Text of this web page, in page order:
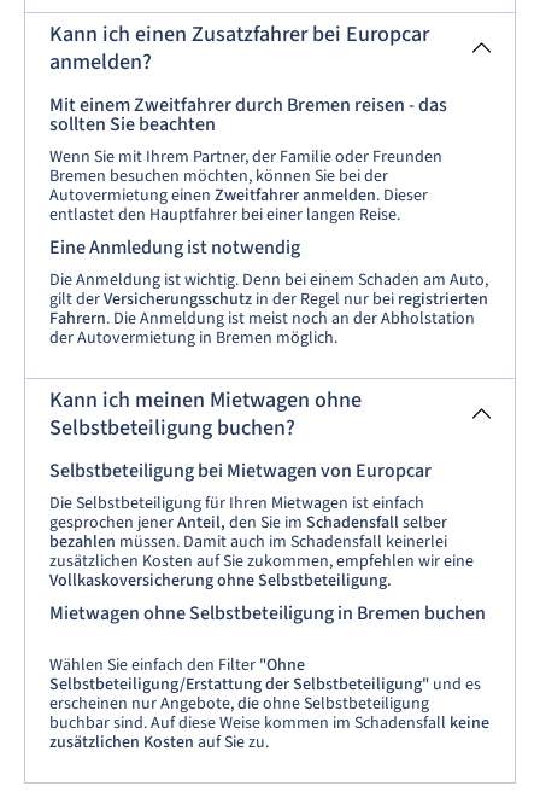
Kann ich einen Zusatzfahrer bei Europcar
anmelden?
Mit einem Zweitfahrer durch Bremen reisen - das
sollten Sie beachten
Wenn Sie mit Ihrem Partner, der Familie oder Freunden
Bremen besuchen möchten, können Sie bei der
Autovermietung einen Zweitfahrer anmelden. Dieser
entlastet den Hauptfahrer bei einer langen Reise.
Eine Anmledung ist notwendig
Die Anmeldung ist wichtig. Denn bei einem Schaden am Auto,
gilt derVersicherungsschutz in der Regel nur bei registrierten
Fahrern. Die Anmeldung ist meist noch an der Abholstation
der Autovermietung in Bremen möglich.
Kann ich meinen Mietwagen ohne
Selbstbeteiligung buchen?
Selbstbeteiligung bei Mietwagen von Europcar
Die Selbstbeteiligung für Ihren Mietwagen ist einfach
gesprochen jenerAnteil, den Sie im Schadensfallselber
bezahlen müssen. Damit auch im Schadensfall keinerlei
zusätzlichen Kosten auf Sie zukommen, empfehlen wir eine
Vollkaskoversicherung ohne Selbstbeteiligung.
Mietwagen ohne Selbstbeteiligung in Bremen buchen
Wählen Sie einfach den Filter "Ohne
Selbstbeteiligung/Erstattung der Selbstbeteiligung" und es
erscheinen nur Angebote, die ohne Selbstbeteiligung
buchbar sind. Auf diese Weise kommen im Schadensfall keine
zusätzlichen Kosten auf Sie zu.